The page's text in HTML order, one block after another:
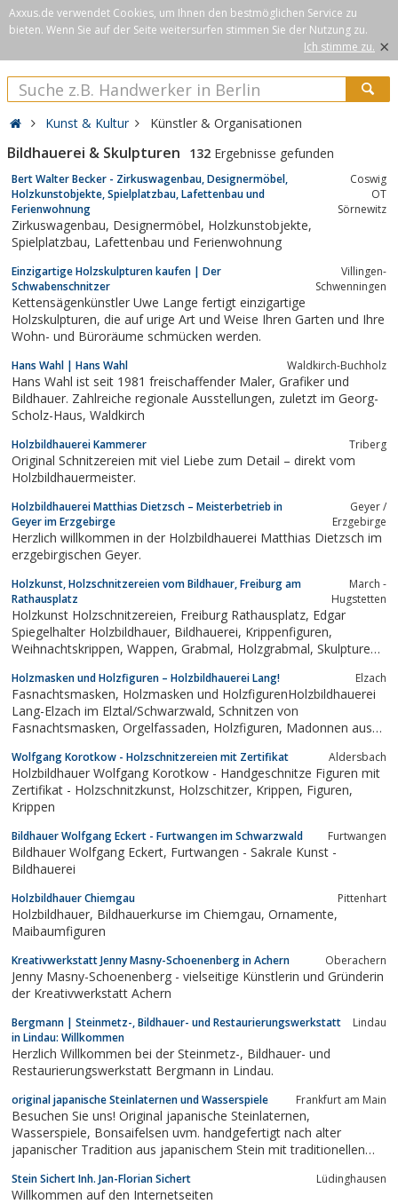
Axxus.de verwendet Cookies, um Ihnen den bestmöglichen Service zu
bieten. Wenn Sie auf der Seite weitersurfen stimmen Sie der Nutzung zu.
Ich stimme zu. ×
Kunst & Kultur Künstler & Organisationen
Bildhauerei & Skulpturen 132 Ergebnisse gefunden
Bert Walter Becker - Zirkuswagenbau, Designermöbel,
Holzkunstobjekte, Spielplatzbau, Lafettenbau und
Ferienwohnung
Coswig
OT
Sörnewitz
Zirkuswagenbau, Designermöbel, Holzkunstobjekte,
Spielplatzbau, Lafettenbau und Ferienwohnung
Einzigartige Holzskulpturen kaufen | Der
Schwabenschnitzer
Villingen-
Schwenningen
Kettensägenkünstler Uwe Lange fertigt einzigartige
Holzskulpturen, die auf urige Art und Weise Ihren Garten und Ihre
Wohn- und Büroräume schmücken werden.
Hans Wahl | Hans Wahl Waldkirch-Buchholz
Hans Wahl ist seit 1981 freischaffender Maler, Grafiker und
Bildhauer. Zahlreiche regionale Ausstellungen, zuletzt im Georg-
Scholz-Haus, Waldkirch
Holzbildhauerei Kammerer Triberg
Original Schnitzereien mit viel Liebe zum Detail – direkt vom
Holzbildhauermeister.
Holzbildhauerei Matthias Dietzsch – Meisterbetrieb in
Geyer im Erzgebirge
Geyer /
Erzgebirge
Herzlich willkommen in der Holzbildhauerei Matthias Dietzsch im
erzgebirgischen Geyer.
Holzkunst, Holzschnitzereien vom Bildhauer, Freiburg am
Rathausplatz
March -
Hugstetten
Holzkunst Holzschnitzereien, Freiburg Rathausplatz, Edgar
Spiegelhalter Holzbildhauer, Bildhauerei, Krippenfiguren,
Weihnachtskrippen, Wappen, Grabmal, Holzgrabmal, Skulpturen,
Holzmasken und Holzfiguren – Holzbildhauerei Lang! Elzach
Fasnachtsmasken, Holzmasken und HolzfigurenHolzbildhauerei
Lang-Elzach im Elztal/Schwarzwald, Schnitzen von
Fasnachtsmasken, Orgelfassaden, Holzfiguren, Madonnen aus
Maskenschnitzer
Wolfgang Korotkow - Holzschnitzereien mit Zertifikat Aldersbach
Holzbildhauer Wolfgang Korotkow - Handgeschnitze Figuren mit
Zertifikat - Holzschnitzkunst, Holzschitzer, Krippen, Figuren,
Krippen
Bildhauer Wolfgang Eckert - Furtwangen im Schwarzwald Furtwangen
Bildhauer Wolfgang Eckert, Furtwangen - Sakrale Kunst -
Bildhauerei
Holzbildhauer Chiemgau Pittenhart
Holzbildhauer, Bildhauerkurse im Chiemgau, Ornamente,
Maibaumfiguren
Kreativwerkstatt Jenny Masny-Schoenenberg in Achern Oberachern
Jenny Masny-Schoenenberg - vielseitige Künstlerin und Gründerin
der Kreativwerkstatt Achern
Bergmann | Steinmetz-, Bildhauer- und Restaurierungswerkstatt
in Lindau: Willkommen
Lindau
Herzlich Willkommen bei der Steinmetz-, Bildhauer- und
Restaurierungswerkstatt Bergmann in Lindau.
original japanische Steinlaternen und Wasserspiele Frankfurt am Main
Besuchen Sie uns! Original japanische Steinlaternen,
Wasserspiele, Bonsaifelsen uvm. handgefertigt nach alter
japanischer Tradition aus japanischem Stein mit traditionellen
CHINESISCHE MASSENWARE !!!
Stein Sichert Inh. Jan-Florian Sichert Lüdinghausen
Willkommen auf den Internetseiten